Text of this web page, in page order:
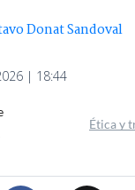
Donat Sandoval
| 18:44
Ética y